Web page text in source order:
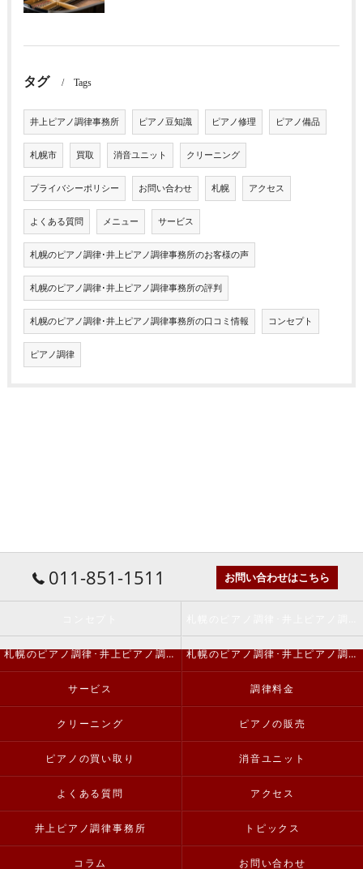
タグ Tags
井上ピアノ調律事務所 ピアノ豆知識 ピアノ修理 ピアノ備品
札幌市 買取 消音ユニット クリーニング
プライバシーポリシー お問い合わせ 札幌 アクセス
よくある質問 メニュー サービス
札幌のピアノ調律･井上ピアノ調律事務所のお客様の声
札幌のピアノ調律･井上ピアノ調律事務所の評判
札幌のピアノ調律･井上ピアノ調律事務所の口コミ情報 コンセプト
ピアノ調律
011-851-1511 お問い合わせはこちら
札幌のピアノ調律･井上ピアノ調律事務所の評判 札幌のピアノ調律･井上ピアノ調律事務所のお客様の声
サービス 調律料金
クリーニング ピアノの販売
ピアノの買い取り 消音ユニット
よくある質問 アクセス
井上ピアノ調律事務所 トピックス
コラム お問い合わせ